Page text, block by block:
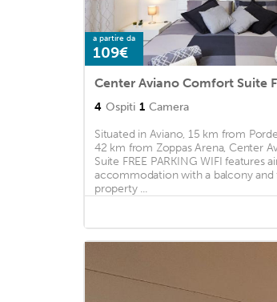
a partire da
109€
4 Ospiti 1 Camera
Situated in Aviano, 15 km from
42 km from Zoppas Arena, Center
Suite FREE PARKING WIFI features
accommodation with a balcony and
property ...